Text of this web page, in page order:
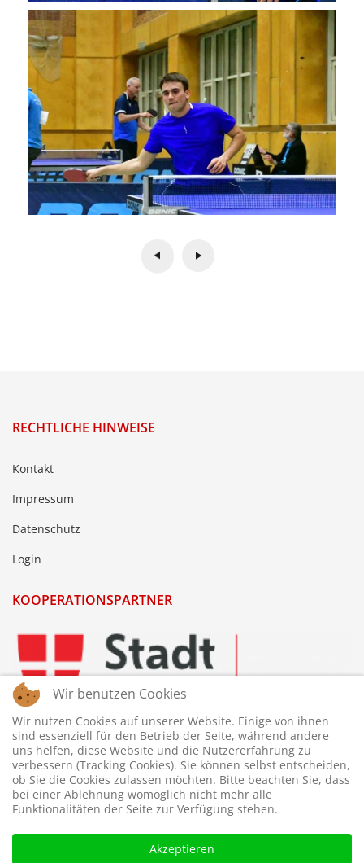
RECHTLICHE HINWEISE
Kontakt
Impressum
Datenschutz
Login
KOOPERATIONSPARTNER
Wir benutzen Cookies
Wir nutzen Cookies auf unserer Website. Einige von ihnen
sind essenziell für den Betrieb der Seite, während andere
uns helfen, diese Website und die Nutzererfahrung zu
verbessern (Tracking Cookies). Sie können selbst entscheiden,
ob Sie die Cookies zulassen möchten. Bitte beachten Sie, dass
bei einer Ablehnung womöglich nicht mehr alle
Funktionalitäten der Seite zur Verfügung stehen.
Akzeptieren